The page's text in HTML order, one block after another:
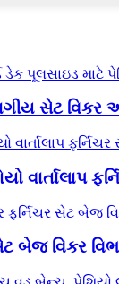
સેટ વિકર
વાર્તાલાપ
બેજ વિકર